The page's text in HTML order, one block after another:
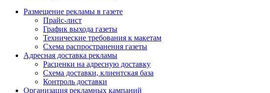
Размещение рекламы в газете
Прайс-лист
График выхода газеты
Технические требования к макетам
Схема распространения газеты
Адресная доставка рекламы
Расценки на адресную доставку
Схема доставки, клиентская база
Контроль доставки
Организация рекламных кампаний